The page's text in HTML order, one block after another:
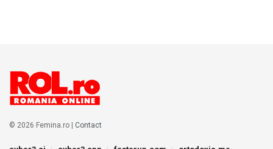
© 2026 Femina.ro | Contact